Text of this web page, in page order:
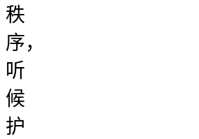
秩
序，
听
候
护